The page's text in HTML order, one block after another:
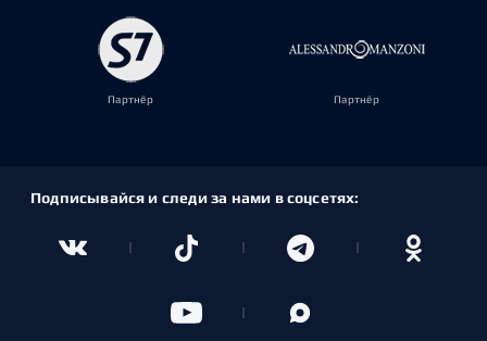
Партнёр Партнёр
Подписывайся и следи за нами в соцсетях: